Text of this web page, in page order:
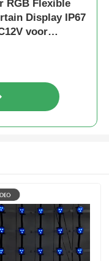
RGB Flexible
Display IP67
voor